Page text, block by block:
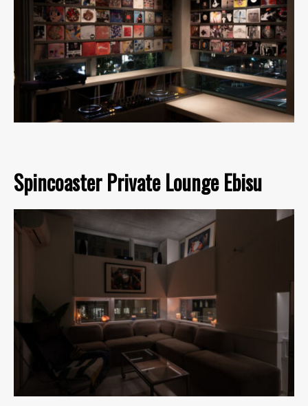
Spincoaster Private Lounge Ebisu